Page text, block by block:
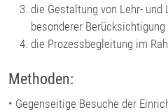
die Gestaltung von Lehr- und
besonderer
die Prozessbegleitung im
Methoden:
• Gegenseitige Besuche der